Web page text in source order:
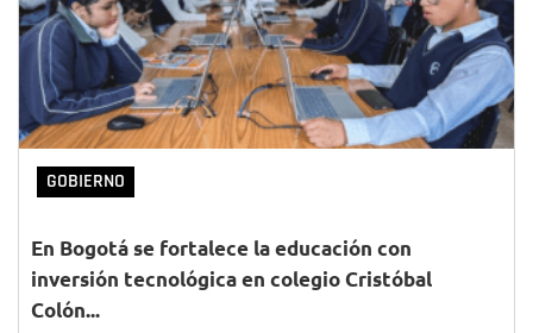
GOBIERNO
En Bogotá se fortalece la educación con
inversión tecnológica en colegio Cristóbal
Colón...